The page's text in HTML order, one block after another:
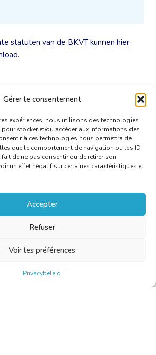
Gérer le consentement
expériences, nous utilisons des technologies
stocker et/ou accéder aux informations des
à ces technologies nous permettra de
que le comportement de navigation ou les ID
fait de ne pas consentir ou de retirer son
un effet négatif sur certaines caractéristiques et
Accepter
Refuser
Voir les préférences
Privacybeleid
statuten van de BKVT kunnen hier